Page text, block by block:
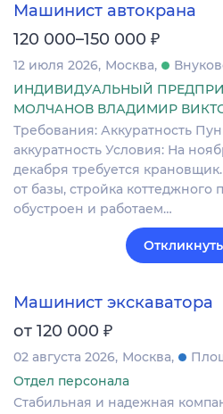
Машинист автокрана
120 000–150 000 ₽
12 июля 2026 Москва
ИНДИВИДУАЛЬНЫЙ
МОЛЧАНОВ ВЛАДИМИР
Требования: Аккуратность
аккуратность Условия: На
декабря требуется
от базы, стройка коттеджного
обустроен и работаем…
Машинист экскаватора
от 120 000 ₽
02 августа 2026 Москва
Отдел персонала
Стабильная и надежная